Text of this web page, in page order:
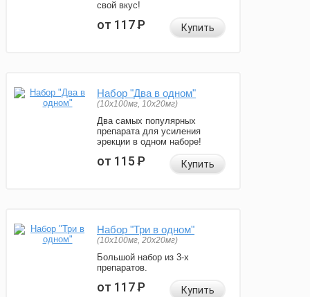
свой вкус!
от 117Р Купить
Набор "Два в одном"
(10x100мг, 10x20мг)
Два самых популярных
препарата для усиления
эрекции в одном наборе!
от 115Р Купить
Набор "Три в одном"
(10x100мг, 20x20мг)
Большой набор из 3-х
препаратов.
от 117Р Купить